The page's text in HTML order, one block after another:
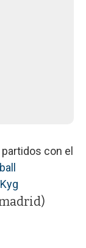
con el